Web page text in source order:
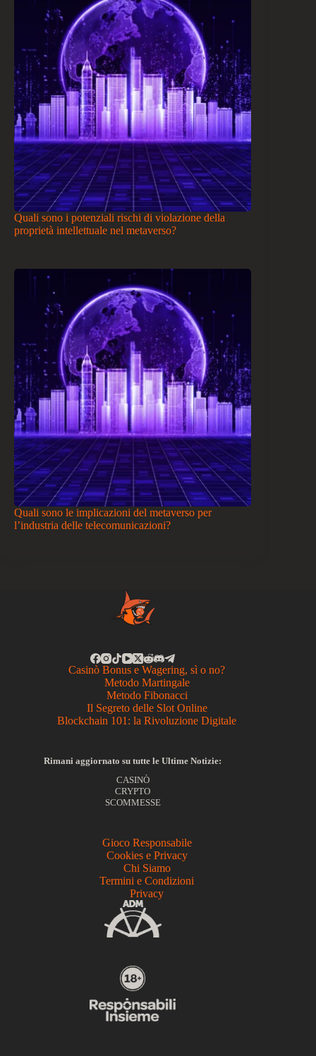
Quali sono i potenziali rischi di violazione della
proprietà intellettuale nel metaverso?
Quali sono le implicazioni del metaverso per
l’industria delle telecomunicazioni?
Casinò Bonus e Wagering, sì o no?
Metodo Martingale
Metodo Fibonacci
Il Segreto delle Slot Online
Blockchain 101: la Rivoluzione Digitale
Rimani aggiornato su tutte le Ultime Notizie:
CASINÒ
CRYPTO
SCOMMESSE
Gioco Responsabile
Cookies e Privacy
Chi Siamo
Termini e Condizioni
Privacy